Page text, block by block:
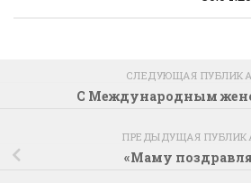
СЛЕДУЮЩАЯ
С Международным
ПРЕДЫДУЩАЯ
«Маму